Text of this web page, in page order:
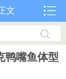
文
鸭嘴鱼体型